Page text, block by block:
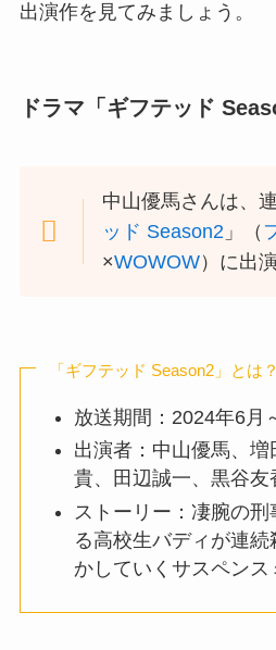
出演作を見てみましょう。
ドラマ「 ギフテッド
中山優馬さんは、
ッド Season2 」（
×WOWOW）に出演
「ギフテッド Season2」とは？
放送期間：2024年6月
出演者：中山優馬、
貴、田辺誠一、黒谷友
ストーリー：凄腕の刑
る高校生バディが連続
かしていくサスペンス